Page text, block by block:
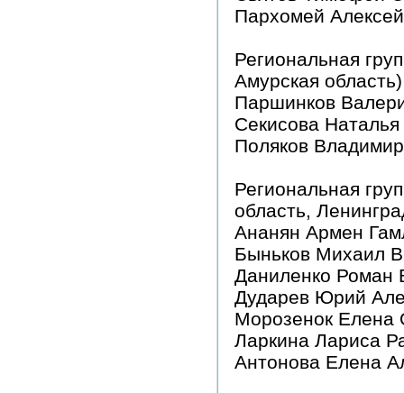
Пархомей
Региональная
Амурская область)
Паршинков
Секисова
Поляков
Региональная
область,
Ананян Армен
Быньков Михаил
Даниленко Роман
Дударев Юрий
Морозенок Елена
Ларкина Лариса
Антонова Елена